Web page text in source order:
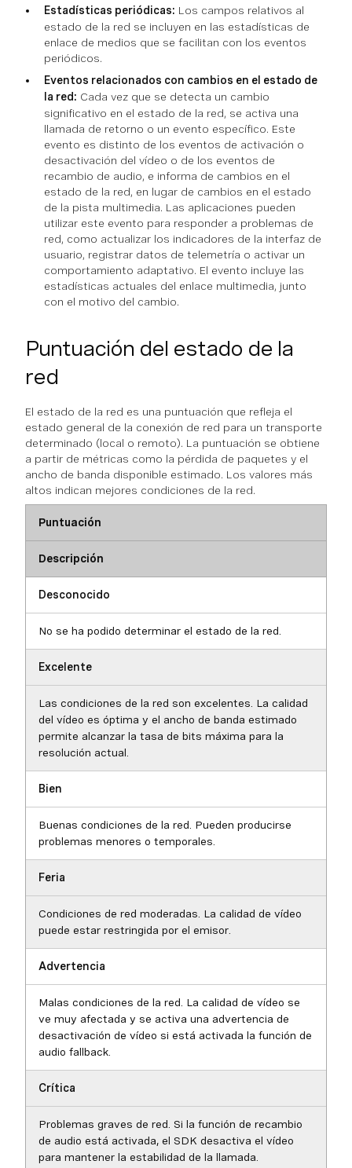
Estadísticas periódicas: Los campos relativos al
estado de la red se incluyen en las estadísticas de
enlace de medios que se facilitan con los eventos
periódicos.
Eventos relacionados con cambios en el estado de
la red: Cada vez que se detecta un cambio
significativo en el estado de la red, se activa una
llamada de retorno o un evento específico. Este
evento es distinto de los eventos de activación o
desactivación del vídeo o de los eventos de
recambio de audio, e informa de cambios en el
estado de la red, en lugar de cambios en el estado
de la pista multimedia. Las aplicaciones pueden
utilizar este evento para responder a problemas de
red, como actualizar los indicadores de la interfaz de
usuario, registrar datos de telemetría o activar un
comportamiento adaptativo. El evento incluye las
estadísticas actuales del enlace multimedia, junto
con el motivo del cambio.
Puntuación del estado de la
red
El estado de la red es una puntuación que refleja el
estado general de la conexión de red para un transporte
determinado (local o remoto). La puntuación se obtiene
a partir de métricas como la pérdida de paquetes y el
ancho de banda disponible estimado. Los valores más
altos indican mejores condiciones de la red.
Puntuación
Descripción
Desconocido
No se ha podido determinar el estado de la red.
Excelente
Las condiciones de la red son excelentes. La calidad
del vídeo es óptima y el ancho de banda estimado
permite alcanzar la tasa de bits máxima para la
resolución actual.
Bien
Buenas condiciones de la red. Pueden producirse
problemas menores o temporales.
Feria
Condiciones de red moderadas. La calidad de vídeo
puede estar restringida por el emisor.
Advertencia
Malas condiciones de la red. La calidad de vídeo se
ve muy afectada y se activa una advertencia de
desactivación de vídeo si está activada la función de
audio fallback.
Crítica
Problemas graves de red. Si la función de recambio
de audio está activada, el SDK desactiva el vídeo
para mantener la estabilidad de la llamada.